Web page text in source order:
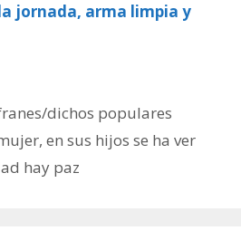
jornada, arma limpia y
dichos populares
en sus hijos se ha ver
hay paz